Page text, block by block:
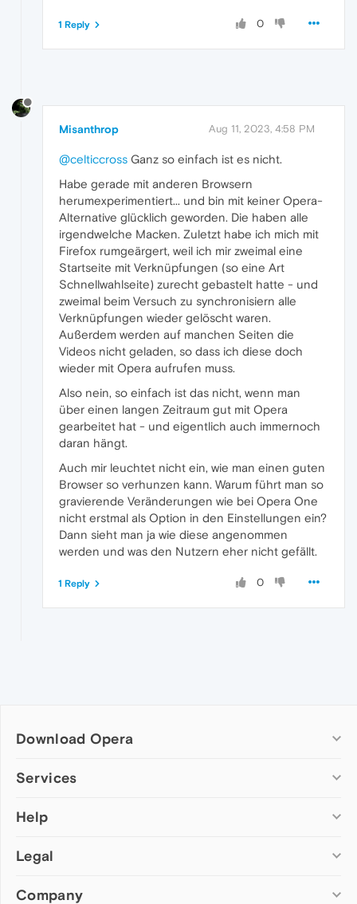
0
1 Reply
Misanthrop Aug 11, 2023, 4:58 PM
@celticcross Ganz so einfach ist es nicht.
Habe gerade mit anderen Browsern
herumexperimentiert... und bin mit keiner Opera-
Alternative glücklich geworden. Die haben alle
irgendwelche Macken. Zuletzt habe ich mich mit
Firefox rumgeärgert, weil ich mir zweimal eine
Startseite mit Verknüpfungen (so eine Art
Schnellwahlseite) zurecht gebastelt hatte - und
zweimal beim Versuch zu synchronisiern alle
Verknüpfungen wieder gelöscht waren.
Außerdem werden auf manchen Seiten die
Videos nicht geladen, so dass ich diese doch
wieder mit Opera aufrufen muss.
Also nein, so einfach ist das nicht, wenn man
über einen langen Zeitraum gut mit Opera
gearbeitet hat - und eigentlich auch immernoch
daran hängt.
Auch mir leuchtet nicht ein, wie man einen guten
Browser so verhunzen kann. Warum führt man so
gravierende Veränderungen wie bei Opera One
nicht erstmal als Option in den Einstellungen ein?
Dann sieht man ja wie diese angenommen
werden und was den Nutzern eher nicht gefällt.
0
1 Reply
Download Opera
Computer browsers
Opera for Mac
Opera beta version
Services
Add-ons
Wallpapers
Help
Help & support
Opera forums
Legal
Security
Company